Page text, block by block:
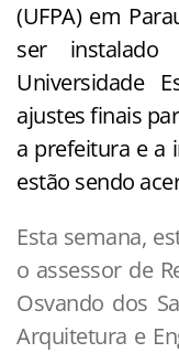
(UFPA) em
ser
Universidade
ajustes finais
a prefeitura e a
estão sendo
Esta semana,
o assessor de
Osvando dos
Arquitetura e